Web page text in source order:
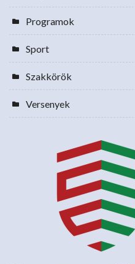
Programok
Sport
Szakkörök
Versenyek